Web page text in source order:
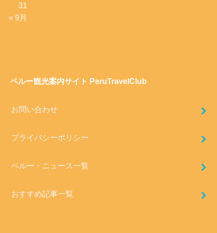
31
« 9月
ペルー観光案内サイト PeruTravelClub
お問い合わせ
プライバシーポリシー
ペルー・ニュース一覧
おすすめ記事一覧